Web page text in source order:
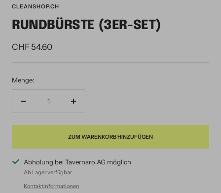
CLEANSHOP.CH
RUNDBÜRSTE (3ER-SET)
Angebotspreis
CHF 54.60
Menge:
Menge
ZUM WARENKORB HINZUFÜGEN
Abholung bei Tavernaro AG möglich
Ab Lager verfügbar
Kontaktinformationen